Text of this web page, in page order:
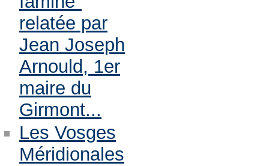
relatée par
Jean Joseph
Arnould, 1er
maire du
Girmont...
Les Vosges
Méridionales